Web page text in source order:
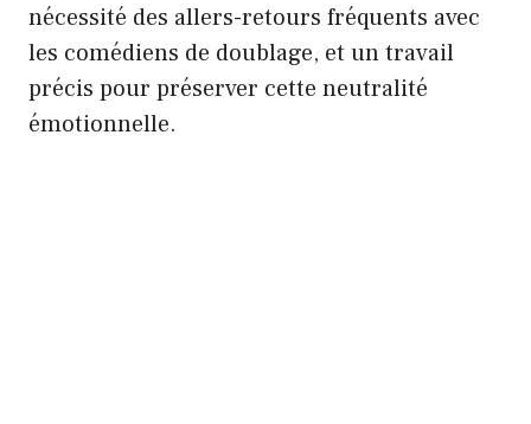
nécessité des allers-retours fréquents avec
les comédiens de doublage, et un travail
précis pour préserver cette neutralité
émotionnelle.